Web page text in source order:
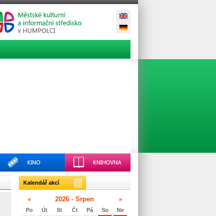
Kalendář akcí
« 2026 - Srpen
»
Po
Út St Čt Pá So Ne